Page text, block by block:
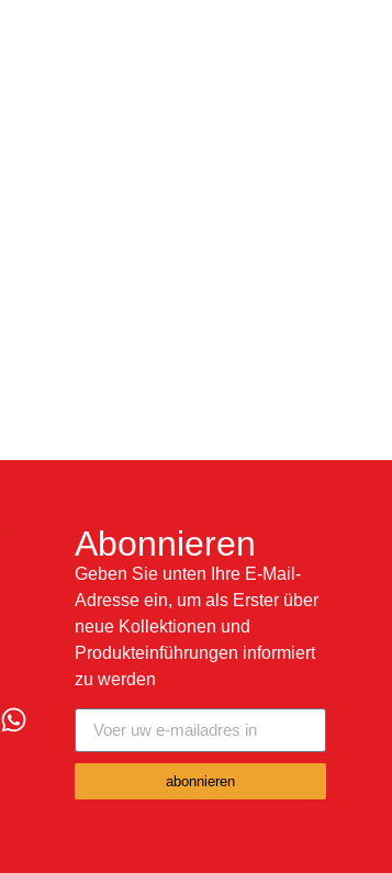
Abonnieren
Geben Sie unten Ihre E-Mail-
Adresse ein, um als Erster über
neue Kollektionen und
Produkteinführungen informiert
zu werden
abonnieren